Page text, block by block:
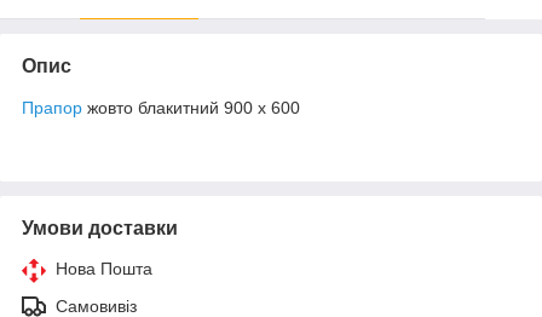
Опис
Прапор жовто блакитний 900 х 600
Умови доставки
Нова Пошта
Самовивіз